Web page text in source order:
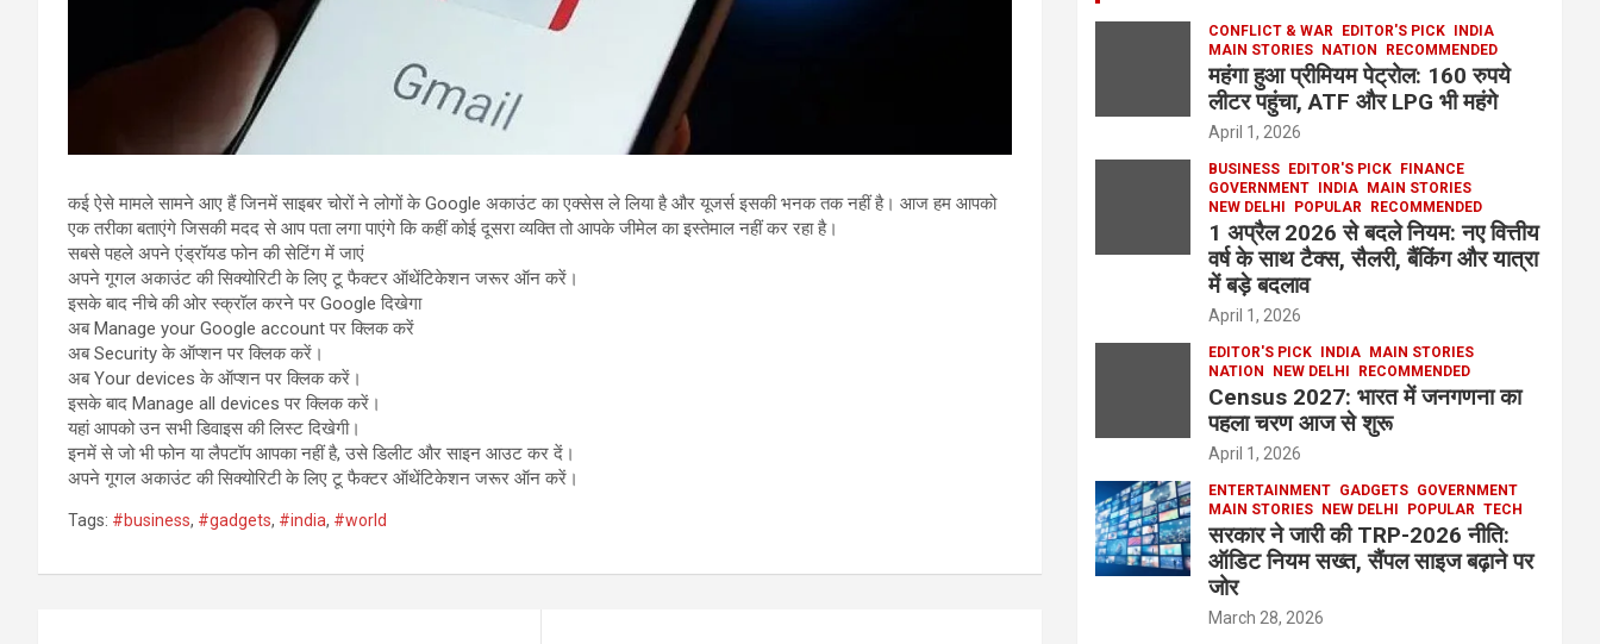
कई ऐसे मामले सामने आए हैं जिनमें साइबर चोरों ने लोगों के Google अकाउंट का एक्सेस ले लिया है और यूजर्स इसकी भनक तक नहीं है। आज हम आपको
एक तरीका बताएंगे जिसकी मदद से आप पता लगा पाएंगे कि कहीं कोई दूसरा व्यक्ति तो आपके जीमेल का इस्तेमाल नहीं कर रहा है।
सबसे पहले अपने एंड्रॉयड फोन की सेटिंग में जाएं
अपने गूगल अकाउंट की सिक्योरिटी के लिए टू फैक्टर ऑथेंटिकेशन जरूर ऑन करें।
इसके बाद नीचे की ओर स्क्रॉल करने पर Google दिखेगा
अब Manage your Google account पर क्लिक करें
अब Security के ऑप्शन पर क्लिक करें।
अब Your devices के ऑप्शन पर क्लिक करें।
इसके बाद Manage all devices पर क्लिक करें।
यहां आपको उन सभी डिवाइस की लिस्ट दिखेगी।
इनमें से जो भी फोन या लैपटॉप आपका नहीं है, उसे डिलीट और साइन आउट कर दें।
अपने गूगल अकाउंट की सिक्योरिटी के लिए टू फैक्टर ऑथेंटिकेशन जरूर ऑन करें।
Tags: #business, #gadgets, #india, #world
CONFLICT & WAR EDITOR'S PICK INDIA
MAIN STORIES NATION RECOMMENDED
महंगा हुआ प्रीमियम पेट्रोल: 160 रुपये
लीटर पहुंचा, ATF और LPG भी महंगे
April 1, 2026
BUSINESS EDITOR'S PICK FINANCE
GOVERNMENT INDIA MAIN STORIES
NEW DELHI
POPULAR RECOMMENDED
1 अप्रैल 2026 से बदले नियम: नए वित्तीय
वर्ष के साथ टैक्स, सैलरी, बैंकिंग और यात्रा
में बड़े बदलाव
April 1, 2026
EDITOR'S PICK INDIA MAIN STORIES
NATION
NEW DELHI RECOMMENDED
Census 2027: भारत में जनगणना का
पहला चरण आज से शुरू
April 1, 2026
ENTERTAINMENT GADGETS GOVERNMENT
MAIN STORIES NEW DELHI POPULAR TECH
सरकार ने जारी की TRP-2026 नीति:
ऑडिट नियम सख्त, सैंपल साइज बढ़ाने पर
जोर
March 28, 2026